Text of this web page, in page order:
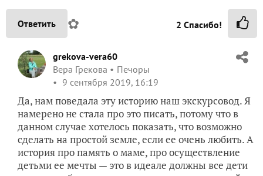
Да, нам поведала эту историю наш экскурсовод. Я
намерено не стала про это писать, потому что в
данном случае хотелось показать, что возможно
сделать на простой земле, если ее очень любить. А
история про память о маме, про осуществление
детьми ее мечты — это в идеале должны все дети
делать, в общем то, и для живых еще родителей…
А тут вложены, я не сомневаюсь, просто огромные
деньги и огромный труд. Посмотрите, статуя из
Франции, фонтан из Франции, оранжерея. тоже,
пять га земли… Да фоток более трехсот, выбрала
лучшие из лучших… Боюсь в рамки не влезу...